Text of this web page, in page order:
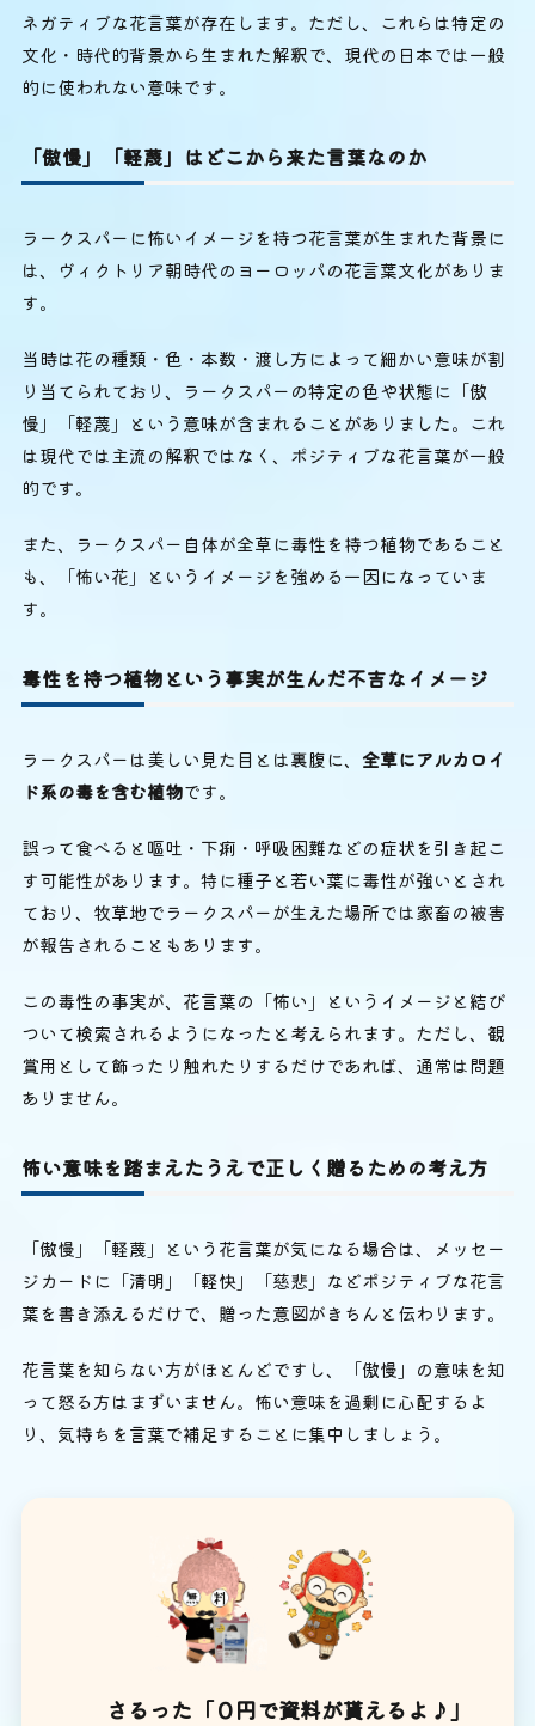
ネガティブな花言葉が存在します。ただし、これらは特定の
文化・時代的背景から生まれた解釈で、現代の日本では一般
的に使われない意味です。
「傲慢」「軽蔑」はどこから来た言葉なのか
ラークスパーに怖いイメージを持つ花言葉が生まれた背景に
は、ヴィクトリア朝時代のヨーロッパの花言葉文化がありま
す。
当時は花の種類・色・本数・渡し方によって細かい意味が割
り当てられており、ラークスパーの特定の色や状態に「傲
慢」「軽蔑」という意味が含まれることがありました。これ
は現代では主流の解釈ではなく、ポジティブな花言葉が一般
的です。
また、ラークスパー自体が全草に毒性を持つ植物であること
も、「怖い花」というイメージを強める一因になっていま
す。
毒性を持つ植物という事実が生んだ不吉なイメージ
ラークスパーは美しい見た目とは裏腹に、 全草にアルカロイ
ド系の毒を含む植物です。
誤って食べると嘔吐・下痢・呼吸困難などの症状を引き起こ
す可能性があります。特に種子と若い葉に毒性が強いとされ
ており、牧草地でラークスパーが生えた場所では家畜の被害
が報告されることもあります。
この毒性の事実が、花言葉の「怖い」というイメージと結び
ついて検索されるようになったと考えられます。ただし、観
賞用として飾ったり触れたりするだけであれば、通常は問題
ありません。
怖い意味を踏まえたうえで正しく贈るための考え方
「傲慢」「軽蔑」という花言葉が気になる場合は、メッセー
ジカードに「清明」「軽快」「慈悲」などポジティブな花言
葉を書き添えるだけで、贈った意図がきちんと伝わります。
花言葉を知らない方がほとんどですし、「傲慢」の意味を知
って怒る方はまずいません。怖い意味を過剰に心配するよ
り、気持ちを言葉で補足することに集中しましょう。
さるった「０円で資料が貰えるよ♪」